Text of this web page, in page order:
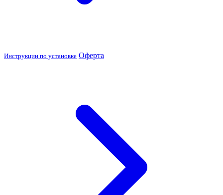
Инструкции по установке Оферта